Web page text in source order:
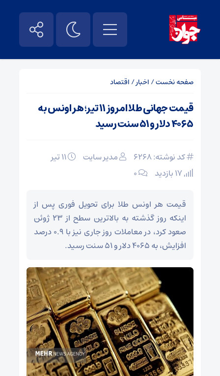
صفحه نخست/ اخبار/ اقتصاد
قیمت جهانی طلا امروز ۱۱ تیر؛ هر اونس به
۴۰۶۵ دلار و ۵۱ سنت رسید
کد نوشته: 6268 مدیر سایت
۰
قیمت هر اونس طلا برای تحویل فوری پس از
اینکه روز گذشته به بالاترین سطح از ۲۳ ژوئن
صعود کرد، در معاملات روز جاری نیز با ۰.۹ درصد
افزایش، به ۴۰۶۵ دلار و ۵۱ سنت رسید.